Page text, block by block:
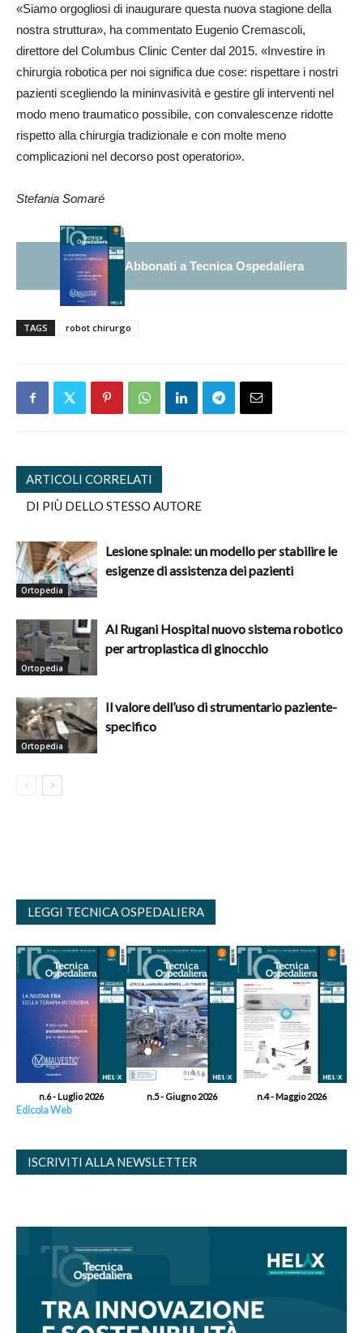
«Siamo orgogliosi di inaugurare questa nuova stagione della
nostra struttura», ha commentato Eugenio Cremascoli,
direttore del Columbus Clinic Center dal 2015. «Investire in
chirurgia robotica per noi significa due cose: rispettare i nostri
pazienti scegliendo la mininvasività e gestire gli interventi nel
modo meno traumatico possibile, con convalescenze ridotte
rispetto alla chirurgia tradizionale e con molte meno
complicazioni nel decorso post operatorio».
Stefania Somaré
Abbonati a Tecnica Ospedaliera
TAGS robot chirurgo
ARTICOLI CORRELATI
DI PIÙ DELLO STESSO AUTORE
Ortopedia
Lesione spinale: un modello per stabilire le
esigenze di assistenza dei pazienti
Ortopedia
Al Rugani Hospital nuovo sistema robotico
per artroplastica di ginocchio
Ortopedia
Il valore dell’uso di strumentario paziente-
specifico
LEGGI TECNICA OSPEDALIERA
n.6 - Luglio 2026 n.5 - Giugno 2026 n.4 - Maggio 2026
Edicola Web
ISCRIVITI ALLA NEWSLETTER